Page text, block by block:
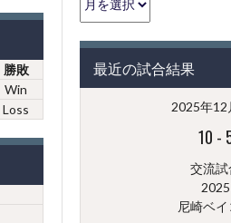
勝敗
Win
Loss
去
投
（月
最近の試合結果
2025年12
10 -
交流試
2025
尼崎ベイ